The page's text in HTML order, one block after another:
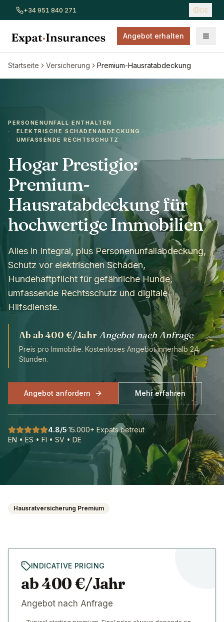
+34 951 840 271 DE
Angebot erhalten
Startseite Versicherung Premium-Hausratabdeckung
PERSONENUNFALL ENTHALTEN
·
ELEKTRISCHE SCHADENABDECKUNG
·
UMFASSENDE RECHTSSCHUTZ
Hogar Prestigio:
Premium-
Hausratabdeckung für
hochwertige Immobilien
Alles in Integral, plus Personenunfallabdeckung,
Schutz vor elektrischen Schäden,
Hundehaftpflicht für gefährliche Hunde,
umfassende Rechtsschutz und digitale
Hilfsdienste.
Ab ab 400 €/JahrAngebot nach Anfrage
Preis pro Immobilie. Kostenloses Angebot innerhalb 24
Stunden.
Angebot anfordern Mehr erfahren
4.8/5·15.000+ Expats betreut·
EN • ES • FI • SV • DE
Hausratversicherung Premium
INDICATIVE PRICING
ab 400 €/Jahr
Angebot nach Anfrage